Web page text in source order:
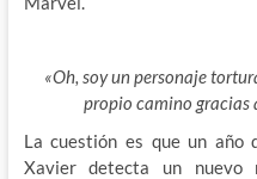
«Oh, soy un personaje
propio camino gracias
La cuestión es que un año
Xavier detecta un nuevo